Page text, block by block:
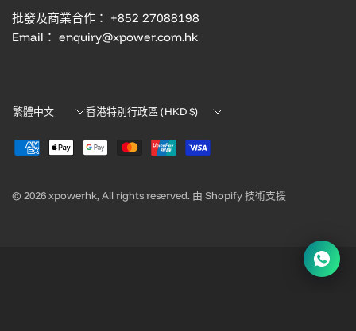
批發及商業合作： +852 27088198
Email： enquiry@xpower.com.hk
Translation
zh-
TW.localization.update_country
Translation
zh-
TW.localization.update_country
© 2026 xpowerhk, All rights reserved. 由 Shopify 技術支援